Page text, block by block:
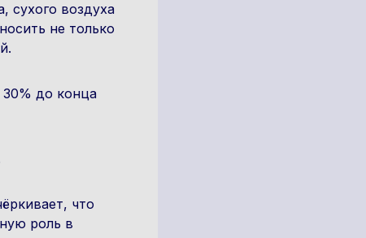
сухого воздуха
не только
до конца
что
роль в